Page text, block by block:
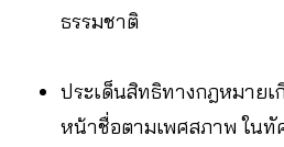
ธรรมชาติ
ประเด็นสิทธิทางกฎหมายเ
หน้าชื่อตามเพศสภาพ ในทั